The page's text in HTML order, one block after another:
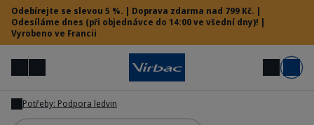
Odebírejte se slevou 5 %. | Doprava zdarma nad 799 Kč. |
Odesíláme dnes (při objednávce do 14:00 ve všední dny)! |
Vyrobeno ve Francii
MenuHledat Můj účet Košík
Potřeby: Podpora ledvin